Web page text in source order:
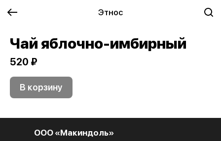
Этнос
Чай яблочно-имбирный
520 ₽
В корзину
ООО «Макиндоль»